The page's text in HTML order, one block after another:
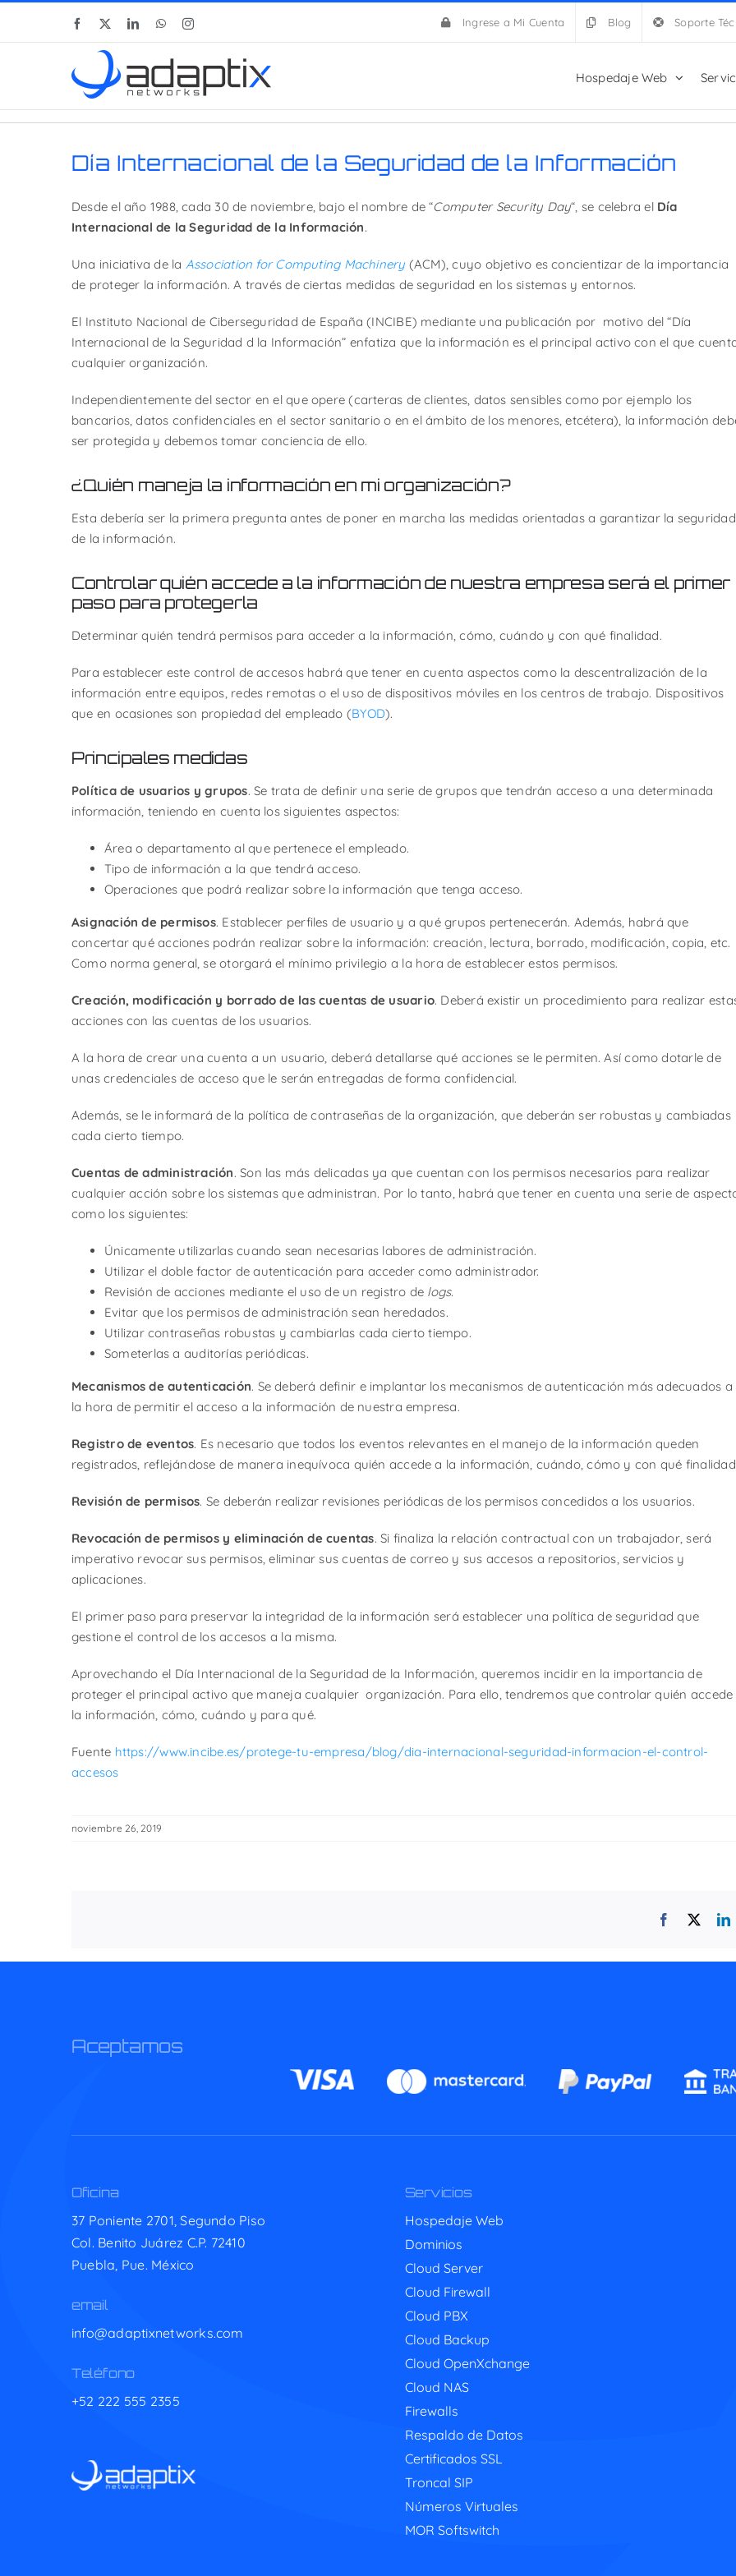
Facebook LinkedInWhatsAppInstagram Ingrese a Mi Cuenta Blog Soporte
Hospedaje Web
Día Internacional de la Seguridad de la Información
Desde el año 1988, cada 30 de noviembre, bajo el nombre de “Computer Security Day“, se celebra el Día
Internacional de la Seguridad de la Información.
Una iniciativa de la Association for Computing Machinery(ACM), cuyo objetivo es concientizar de la importancia
de proteger la información. A través de ciertas medidas de seguridad en los sistemas y entornos.
El Instituto Nacional de Ciberseguridad de España (INCIBE) mediante una publicación por motivo del “Día
Internacional de la Seguridad d la Información” enfatiza que la información es el principal activo con el que
cualquier organización.
Independientemente del sector en el que opere (carteras de clientes, datos sensibles como por ejemplo los
bancarios, datos confidenciales en el sector sanitario o en el ámbito de los menores, etcétera), la información
ser protegida y debemos tomar conciencia de ello.
¿Quién maneja la información en mi organización?
Esta debería ser la primera pregunta antes de poner en marcha las medidas orientadas a garantizar la seguridad
de la información.
Controlar quién accede a la información de nuestra empresa será el primer
paso para protegerla
Determinar quién tendrá permisos para acceder a la información, cómo, cuándo y con qué finalidad.
Para establecer este control de accesos habrá que tener en cuenta aspectos como la descentralización de la
información entre equipos, redes remotas o el uso de dispositivos móviles en los centros de trabajo. Dispositivos
que en ocasiones son propiedad del empleado (BYOD).
Principales medidas
Política de usuarios y grupos. Se trata de definir una serie de grupos que tendrán acceso a una determinada
información, teniendo en cuenta los siguientes aspectos:
Área o departamento al que pertenece el empleado.
Tipo de información a la que tendrá acceso.
Operaciones que podrá realizar sobre la información que tenga acceso.
Asignación de permisos. Establecer perfiles de usuario y a qué grupos pertenecerán. Además, habrá que
concertar qué acciones podrán realizar sobre la información: creación, lectura, borrado, modificación, copia, etc.
Como norma general, se otorgará el mínimo privilegio a la hora de establecer estos permisos.
Creación, modificación y borrado de las cuentas de usuario. Deberá existir un procedimiento para realizar
acciones con las cuentas de los usuarios.
A la hora de crear una cuenta a un usuario, deberá detallarse qué acciones se le permiten. Así como dotarle de
unas credenciales de acceso que le serán entregadas de forma confidencial.
Además, se le informará de la política de contraseñas de la organización, que deberán ser robustas y cambiadas
cada cierto tiempo.
Cuentas de administración. Son las más delicadas ya que cuentan con los permisos necesarios para realizar
cualquier acción sobre los sistemas que administran. Por lo tanto, habrá que tener en cuenta una serie de
como los siguientes:
Únicamente utilizarlas cuando sean necesarias labores de administración.
Utilizar el doble factor de autenticación para acceder como administrador.
Revisión de acciones mediante el uso de un registro de logs.
Evitar que los permisos de administración sean heredados.
Utilizar contraseñas robustas y cambiarlas cada cierto tiempo.
Someterlas a auditorías periódicas.
Mecanismos de autenticación. Se deberá definir e implantar los mecanismos de autenticación más adecuados a
la hora de permitir el acceso a la información de nuestra empresa.
Registro de eventos. Es necesario que todos los eventos relevantes en el manejo de la información queden
registrados, reflejándose de manera inequívoca quién accede a la información, cuándo, cómo y con qué
Revisión de permisos. Se deberán realizar revisiones periódicas de los permisos concedidos a los usuarios.
Revocación de permisos y eliminación de cuentas. Si finaliza la relación contractual con un trabajador, será
imperativo revocar sus permisos, eliminar sus cuentas de correo y sus accesos a repositorios, servicios y
aplicaciones.
El primer paso para preservar la integridad de la información será establecer una política de seguridad que
gestione el control de los accesos a la misma.
Aprovechando el Día Internacional de la Seguridad de la Información, queremos incidir en la importancia de
proteger el principal activo que maneja cualquier organización. Para ello, tendremos que controlar quién accede
la información, cómo, cuándo y para qué.
Fuente https://www.incibe.es/protege-tu-empresa/blog/dia-internacional-seguridad-informacion-el-control-
accesos
noviembre 26, 2019
Facebook
X
Aceptamos
Oficina
37 Poniente 2701, Segundo Piso
Col. Benito Juárez C.P. 72410
Puebla, Pue. México
email
info@adaptixnetworks.com
Teléfono
+52 222 555 2355
Servicios
Hospedaje Web
Dominios
Cloud Server
Cloud Firewall
Cloud PBX
Cloud Backup
Cloud OpenXchange
Cloud NAS
Firewalls
Respaldo de Datos
Certificados SSL
Troncal SIP
Números Virtuales
MOR Softswitch